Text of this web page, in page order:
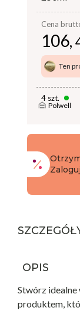
Cena
106,
Ten
4 szt.
Polwell
OPIS
Stwórz idealne
produktem,